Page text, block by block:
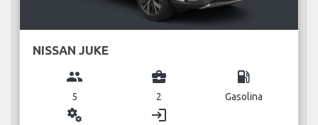
NISSAN JUKE
group
5
business_center
2
local_gas_station
Gasolina
miscellaneous_services login